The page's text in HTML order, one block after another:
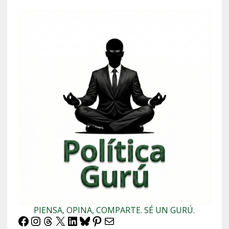
PIENSA, OPINA, COMPARTE. SÉ UN GURÚ.
Facebook
Instagram
Threads
X LinkedIn
Bluesky
Pinterest
Correo electrónico